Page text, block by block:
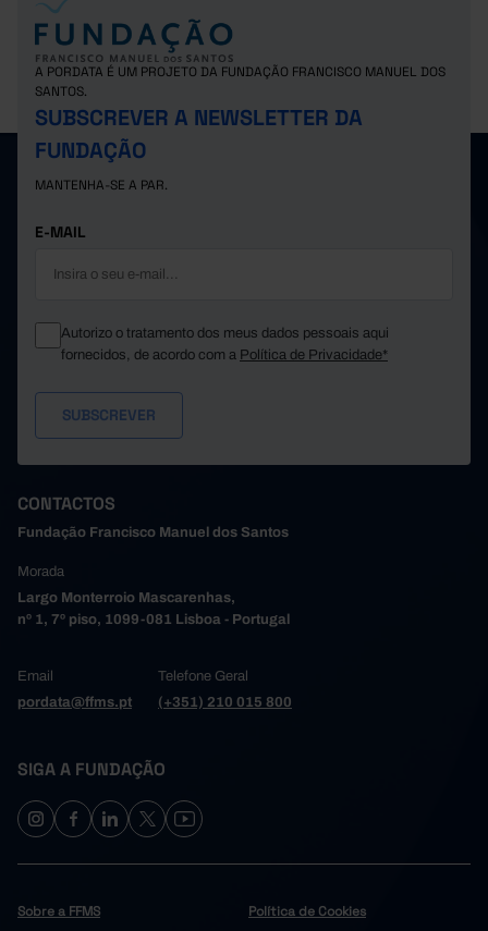
A PORDATA É UM PROJETO DA FUNDAÇÃO FRANCISCO MANUEL DOS
SANTOS.
SUBSCREVER A NEWSLETTER DA
FUNDAÇÃO
MANTENHA-SE A PAR.
E-MAIL
Autorizo o tratamento dos meus dados pessoais aqui
fornecidos, de acordo com a Política de Privacidade*
CONTACTOS
Fundação Francisco Manuel dos Santos
Morada
Largo Monterroio Mascarenhas,
nº 1, 7º piso, 1099-081 Lisboa - Portugal
Email
pordata@ffms.pt
Telefone Geral
(+351) 210 015 800
SIGA A FUNDAÇÃO
Sobre a FFMS Política de Cookies